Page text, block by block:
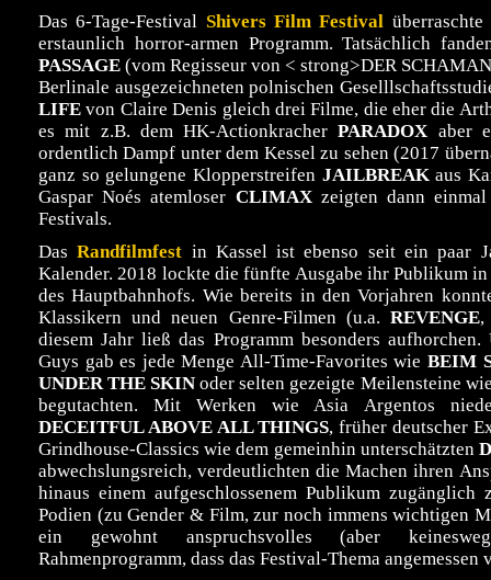
Das 6-Tage-Festival Shivers Film Festival
erstaunlich horror-armen Programm. Tatsächlich
PASSAGE (vom Regisseur von < strong>DER
Berlinale ausgezeichneten polnischen
LIFE von Claire Denis gleich drei Filme, die eher die
es mit z.B. dem HK-ActionkracherPARADOX aber
ordentlich Dampf unter dem Kessel zu sehen (2017
ganz so gelungene Klopperstreifen JAILBREAKaus
Gaspar Noés atemloser CLIMAXzeigten dann
Festivals.
DasRandfilmfest in Kassel ist ebenso seit ein paar
Kalender. 2018 lockte die fünfte Ausgabe ihr Publikum
des Hauptbahnhofs. Wie bereits in den Vorjahren
Klassikern und neuen Genre-Filmen (u.a. REVENGE
diesem Jahr ließ das Programm besonders
Guys gab es jede Menge All-Time-Favorites wieBEIM
UNDER THE SKIN oder selten gezeigte Meilensteine
begutachten. Mit Werken wie Asia Argentos
DECEITFUL ABOVE ALL THINGS, früher deutscher
Grindhouse-Classics wie dem gemeinhin unterschätzten
abwechslungsreich, verdeutlichten die Machen ihren
hinaus einem aufgeschlossenem Publikum
Podien (zu Gender & Film, zur noch immens wichtigen
ein gewohnt anspruchsvolles (aber
Rahmenprogramm, dass das Festival-Thema